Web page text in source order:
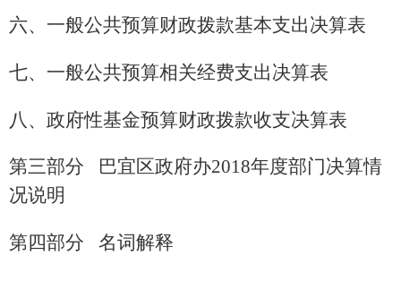
六、一般公共预算财政拨款基本支出决算表
七、一般公共预算相关经费支出决算表
八、政府性基金预算财政拨款收支决算表
第三部分 巴宜区政府办2018年度部门决算情
况说明
第四部分 名词解释